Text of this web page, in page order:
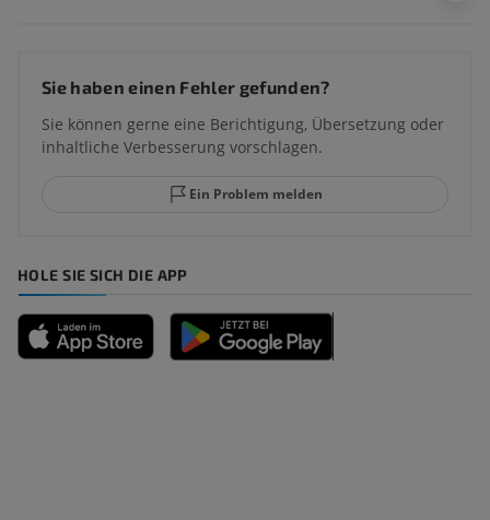
Sie haben einen Fehler gefunden?
Sie können gerne eine Berichtigung, Übersetzung oder
inhaltliche Verbesserung vorschlagen.
Ein Problem melden
HOLE SIE SICH DIE APP